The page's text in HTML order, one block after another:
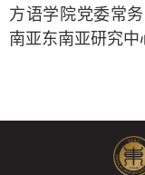
方语学院党委常
南亚东南亚研究中